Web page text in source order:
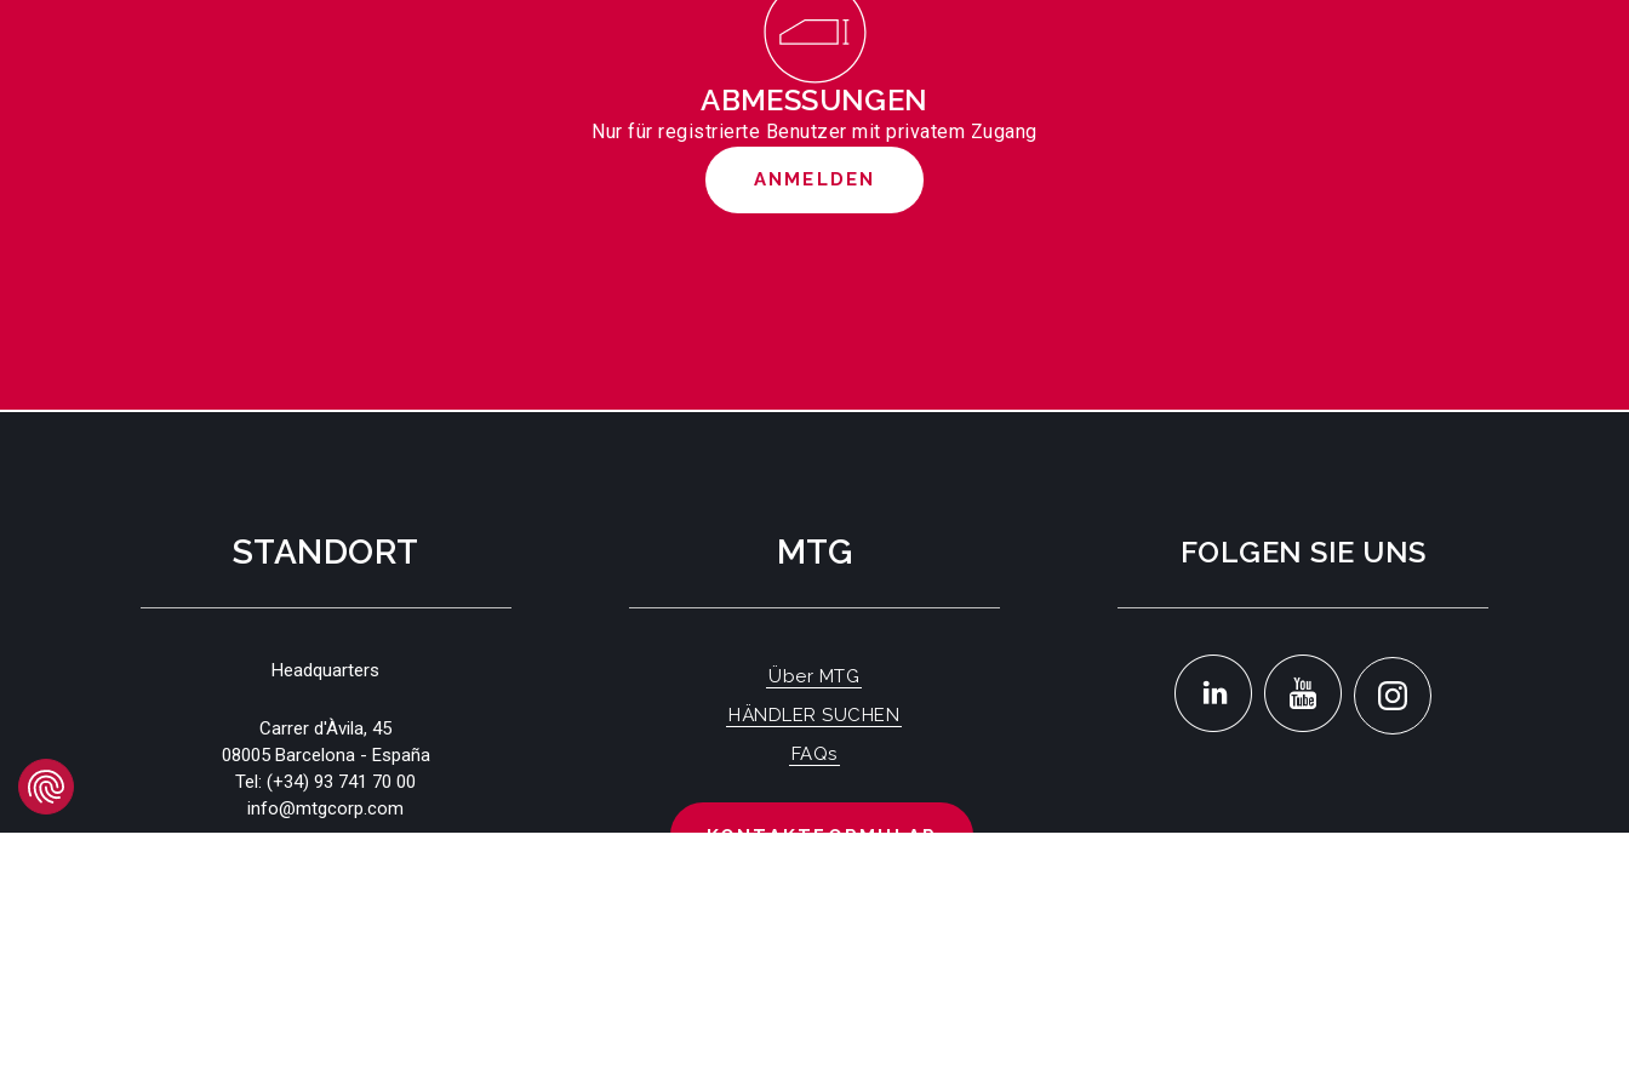
ABMESSUNGEN
Nur für registrierte Benutzer mit privatem Zugang
ANMELDEN
STANDORT
Headquarters
Carrer d'Àvila, 45
08005 Barcelona - España
Tel:(+34) 93 741 70 00
info@mtgcorp.com
MTG
Über MTG
HÄNDLER SUCHEN
FAQs
KONTAKTFORMULAR
FOLGEN SIE UNS